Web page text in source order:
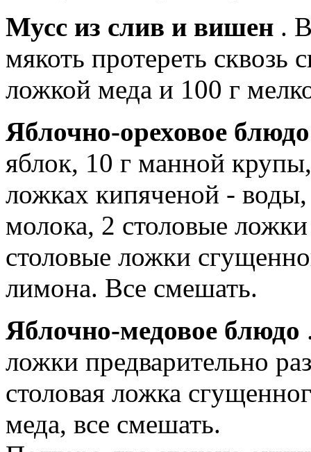
Мусс из слив и вишен .
мякоть протереть сквозь
ложкой меда и 100 г
Яблочно-ореховое
яблок, 10 г манной
ложках кипяченой -
молока, 2 столовые
столовые ложки
лимона. Все смешать.
Яблочно-медовое блюдо
ложки предварительно
столовая ложка
меда, все смешать.